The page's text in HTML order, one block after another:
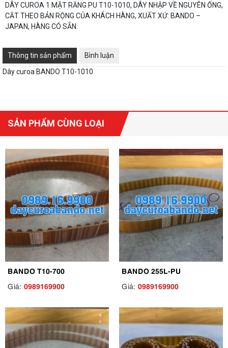
DÂY CUROA 1 MẶT RĂNG PU T10-1010, DÂY NHẬP VỀ NGUYÊN ỐNG,
CẮT THEO BẢN RỘNG CỦA KHÁCH HÀNG, XUẤT XỨ: BANDO –
JAPAN, HÀNG CÓ SẴN.
Thông tin sản phẩm
Bình luận
Dây curoa BANDO T10-1010
SẢN PHẨM CÙNG LOẠI
BANDO T10-700
Giá: 0989169900
BANDO 255L-PU
Giá: 0989169900